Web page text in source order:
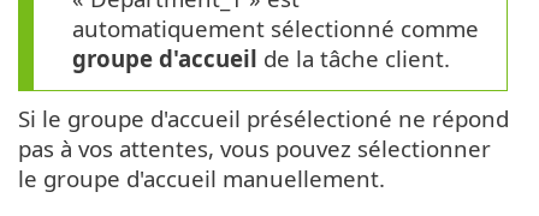
automatiquement sélectionné comme
groupe d'accueil de la tâche client.
Si le groupe d'accueil présélectioné ne répond
pas à vos attentes, vous pouvez sélectionner
le groupe d'accueil manuellement.